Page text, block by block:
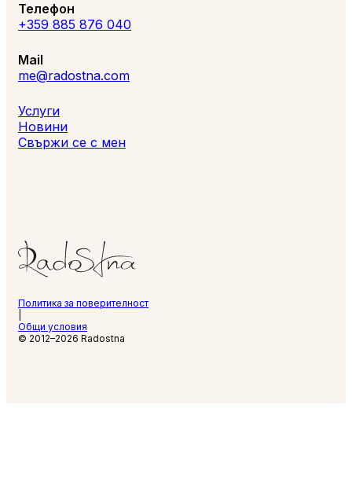
Телефон
+359 885 876 040
Mail
me@radostna.com
Услуги
Новини
Свържи се с мен
Политика за поверителност
Общи условия
© 2012–2026 Radostna